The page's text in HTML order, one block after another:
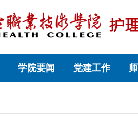
学院要闻 党建工作